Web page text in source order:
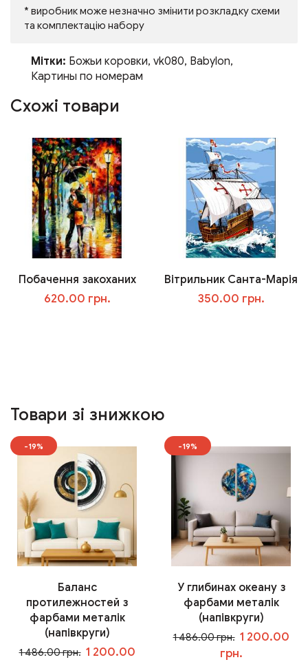
* виробник може незначно змінити розкладку схеми
та комплектацію набору
Мітки: Божьи коровки, vk080, Babylon,
Картины по номерам
Схожі товари
Побачення закоханих
620.00 грн.
Вітрильник Санта-Марія
350.00 грн.
Товари зі знижкою
-19%
Баланс
протилежностей з
фарбами металік
(напівкруги)
1 486.00 грн. 1 200.00
-19%
У глибинах океану з
фарбами металік
(напівкруги)
1 486.00 грн. 1 200.00
грн.